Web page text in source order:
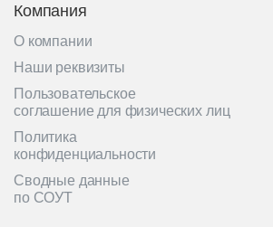
Компания
О компании
Наши реквизиты
Пользовательское
соглашение для физических лиц
Политика
конфиденциальности
Сводные данные
по СОУТ